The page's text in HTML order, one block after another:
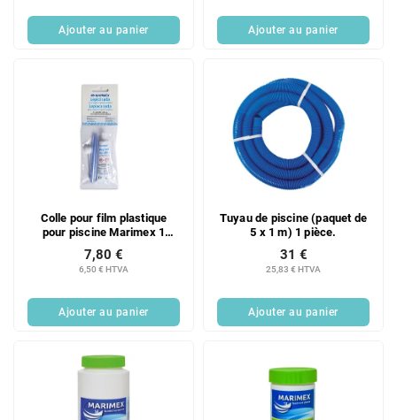
Ajouter au panier Ajouter au panier
Colle pour film plastique
pour piscine Marimex 1
6,50 € HTVA
7,80 €
Ajouter au panier
Tuyau de piscine (paquet de
5 x 1 m) 1 pièce.
25,83 € HTVA
31 €
Ajouter au panier